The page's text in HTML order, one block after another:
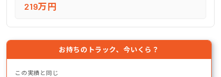
219万円
お持ちのトラック、今いくら？
この実績と同じ